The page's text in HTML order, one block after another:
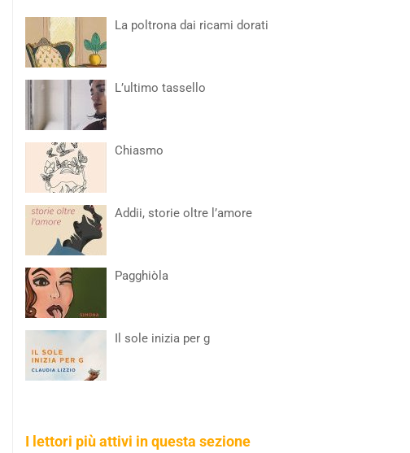
La poltrona dai ricami dorati
L’ultimo tassello
Chiasmo
Addii, storie oltre l’amore
Pagghiòla
Il sole inizia per g
I lettori più attivi in questa sezione